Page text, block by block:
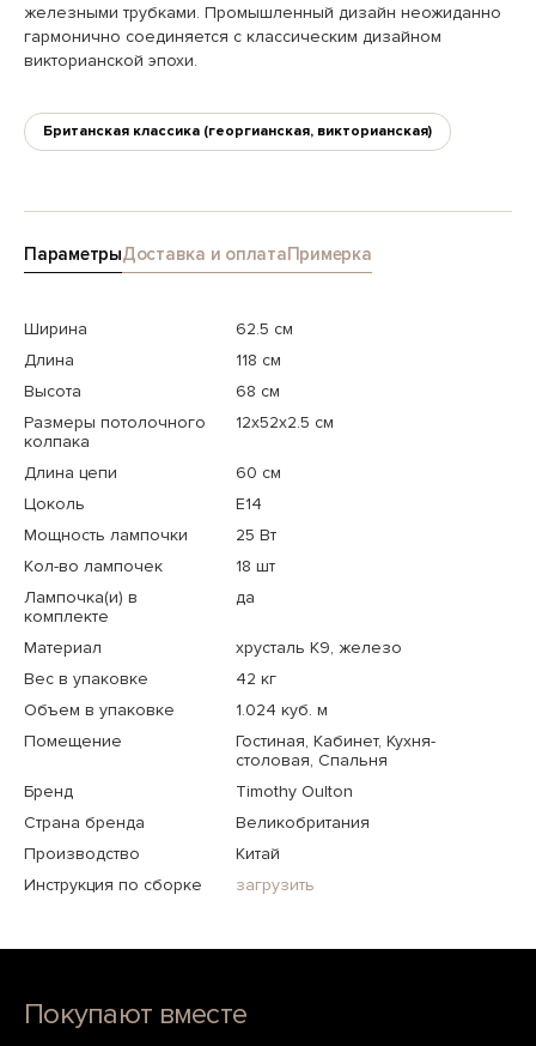
железными трубками. Промышленный дизайн неожиданно
гармонично соединяется с классическим дизайном
викторианской эпохи.
Британская классика (георгианская, викторианская)
ПараметрыДоставка и оплатаПримерка
Ширина
62.5 см
Длина
118 см
Высота
68 см
Размеры потолочного
колпака
12x52x2.5 см
Длина цепи
60 см
Цоколь
E14
Мощность лампочки
25 Вт
Кол-во лампочек
18 шт
Лампочка(и) в
комплекте
да
Материал
хрусталь K9, железо
Вес в упаковке
42 кг
Объем в упаковке
1.024 куб. м
Помещение
Гостиная, Кабинет, Кухня-
столовая, Спальня
Бренд
Timothy Oulton
Страна бренда
Великобритания
Производство
Китай
Инструкция по сборке
загрузить
Покупают вместе